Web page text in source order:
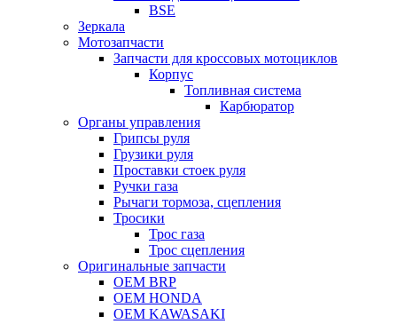
BSE
Зеркала
Мотозапчасти
Запчасти для кроссовых мотоциклов
Корпус
Топливная система
Карбюратор
Органы управления
Грипсы руля
Грузики руля
Проставки стоек руля
Ручки газа
Рычаги тормоза, сцепления
Тросики
Трос газа
Трос сцепления
Оригинальные запчасти
OEM BRP
OEM HONDA
OEM KAWASAKI